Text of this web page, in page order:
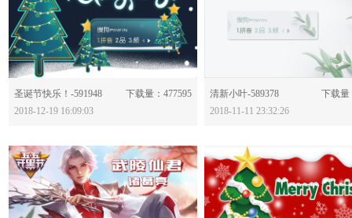
分享：
圣诞节快乐！-591948
下载量：477595
2018-12-19 16:09:03
分享：
清新小叶-589378
下载量
2018-11-11 23:32:26